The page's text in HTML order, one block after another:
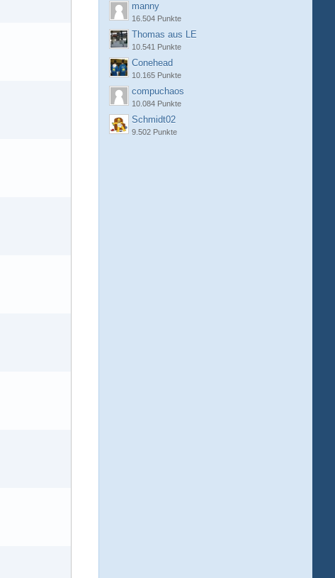
manny
16.504 Punkte
Thomas aus LE
10.541 Punkte
Conehead
10.165 Punkte
compuchaos
10.084 Punkte
Schmidt02
9.502 Punkte